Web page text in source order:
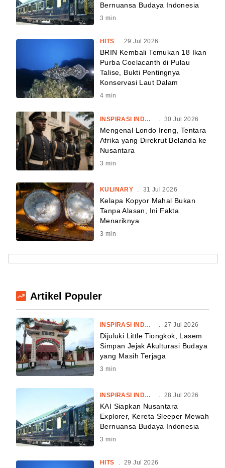
Bernuansa Budaya Indonesia
3 min
HITS . 29 Jul 2026
BRIN Kembali Temukan 18 Ikan
Purba Coelacanth di Pulau
Talise, Bukti Pentingnya
Konservasi Laut Dalam
4 min
INSPIRASI INDONESIA 30 Jul 2026
Mengenal Londo Ireng, Tentara
Afrika yang Direkrut Belanda ke
Nusantara
3 min
KULINARY 31 Jul 2026
Kelapa Kopyor Mahal Bukan
Tanpa Alasan, Ini Fakta
Menariknya
3 min
Artikel Populer
INSPIRASI INDONESIA . 27 Jul 2026
Dijuluki Little Tiongkok, Lasem
Simpan Jejak Akulturasi Budaya
yang Masih Terjaga
3 min
INSPIRASI INDONESIA . 28 Jul 2026
KAI Siapkan Nusantara
Explorer, Kereta Sleeper Mewah
Bernuansa Budaya Indonesia
3 min
HITS . 29 Jul 2026